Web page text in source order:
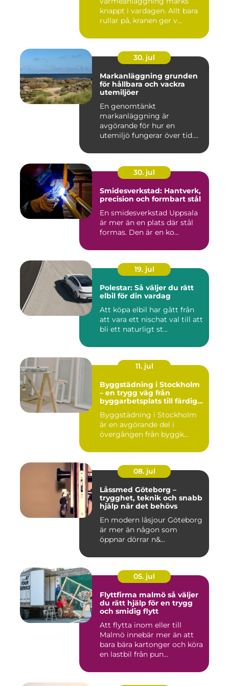
knappt i vardagen. Allt bara
rullar på, kranen ger v...
30. jul
Markanläggning grunden
för hållbara och vackra
utemiljöer
En genomtänkt
markanläggning är
avgörande för hur en
utemiljö fungerar över tid.
30. jul
Smidesverkstad: Hantverk,
precision och formbart stål
En smidesverkstad Uppsala
är mer än en plats där stål
formas. Den är en ko...
19. jul
Polestar: Så väljer du rätt
elbil för din vardag
Att köpa elbil har gått från
att vara ett nischat val till att
bli ett naturligt st...
11. jul
Byggstädning i Stockholm
– en trygg väg från
byggarbetsplats till färdig
Byggstädning i Stockholm
är en avgörande del i
övergången från byggk...
08. jul
Låssmed Göteborg –
trygghet, teknik och snabb
hjälp när det behövs
En modern låsjour Göteborg
är mer än någon som
öppnar dörrar n&...
05. jul
Flyttfirma malmö så väljer
du rätt hjälp för en trygg
och smidig flytt
Att flytta inom eller till
Malmö innebär mer än att
bara bära kartonger och köra
en lastbil från pun...